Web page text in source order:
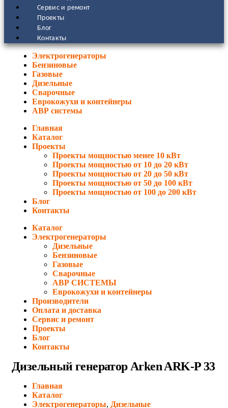
Сервис и ремонт
Проекты
Блог
Контакты
Электрогенераторы
Бензиновые
Газовые
Дизельные
Сварочные
Еврокожухи и контейнеры
АВР системы
Главная
Каталог
Проекты
Проекты мощностью менее 10 кВт
Проекты мощностью от 10 до 20 кВт
Проекты мощностью от 20 до 50 кВт
Проекты мощностью от 50 до 100 кВт
Проекты мощностью от 100 до 200 кВт
Блог
Контакты
Каталог
Электрогенераторы
Дизельные
Бензиновые
Газовые
Сварочные
АВР СИСТЕМЫ
Еврокожухи и контейнеры
Производители
Оплата и доставка
Сервис и ремонт
Проекты
Блог
Контакты
Дизельный генератор Arken ARK-P 33
Главная
Каталог
Электрогенераторы, Дизельные